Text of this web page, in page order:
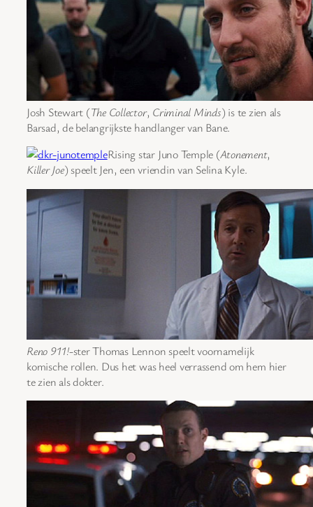
Josh Stewart (The Collector, Criminal Minds) is te zien als
Barsad, de belangrijkste handlanger van Bane.
Rising star Juno Temple (Atonement,
Killer Joe) speelt Jen, een vriendin van Selina Kyle.
Reno 911!-ster Thomas Lennon speelt voornamelijk
komische rollen. Dus het was heel verrassend om hem hier
te zien als dokter.